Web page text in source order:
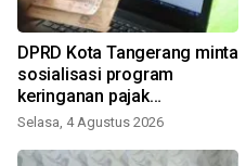
DPRD Kota Tangerang minta
sosialisasi program
keringanan pajak
dimasifkan
Selasa, 4 Agustus 2026